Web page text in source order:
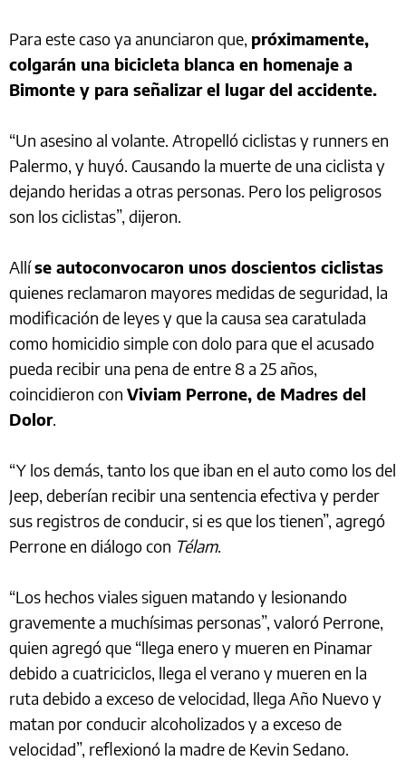
Para este caso ya anunciaron que, próximamente,
colgarán una bicicleta blanca en homenaje a
Bimonte y para señalizar el lugar del accidente.
“Un asesino al volante. Atropelló ciclistas y runners en
Palermo, y huyó. Causando la muerte de una ciclista y
dejando heridas a otras personas. Pero los peligrosos
son los ciclistas”, dijeron.
Allíse autoconvocaron unos doscientos ciclistas
quienes reclamaron mayores medidas de seguridad, la
modificación de leyes y que la causa sea caratulada
como homicidio simple con dolo para que el acusado
pueda recibir una pena de entre 8 a 25 años,
coincidieron con Viviam Perrone, de Madres del
Dolor.
“Y los demás, tanto los que iban en el auto como los del
Jeep, deberían recibir una sentencia efectiva y perder
sus registros de conducir, si es que los tienen”, agregó
Perrone en diálogo con Télam.
“Los hechos viales siguen matando y lesionando
gravemente a muchísimas personas”, valoró Perrone,
quien agregó que “llega enero y mueren en Pinamar
debido a cuatriciclos, llega el verano y mueren en la
ruta debido a exceso de velocidad, llega Año Nuevo y
matan por conducir alcoholizados y a exceso de
velocidad”, reflexionó la madre de Kevin Sedano.